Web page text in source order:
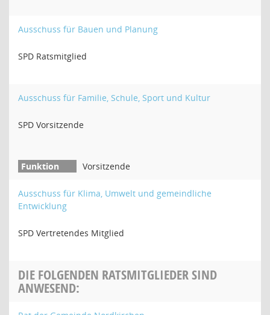
Ausschuss für Bauen und Planung
SPD Ratsmitglied
Ausschuss für Familie, Schule, Sport und Kultur
SPD Vorsitzende
Vorsitzende
Ausschuss für Klima, Umwelt und gemeindliche
Entwicklung
SPD Vertretendes Mitglied
DIE FOLGENDEN RATSMITGLIEDER SIND
ANWESEND: